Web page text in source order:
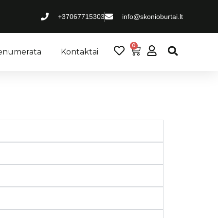
+37067715303 info@skonioburtai.lt
Kontaktai
0